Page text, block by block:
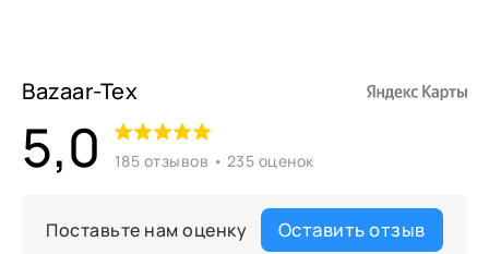
Bazaar-Tex
5,0 185 отзывов • 235 оценок
Поставьте нам оценку Оставить отзыв